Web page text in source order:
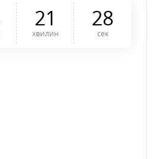
21
хвилин
27
сек